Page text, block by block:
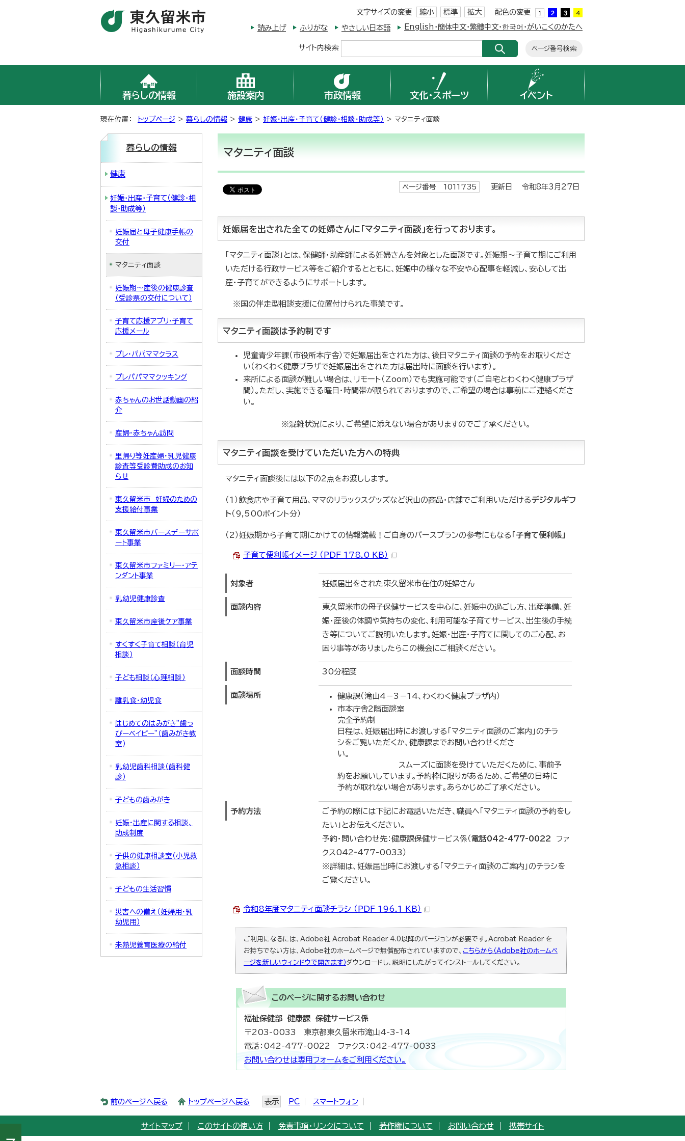
文字サイズの変更 縮小 標準 拡大 配色の変更
読み上げ ふりがな やさしい日本語 English・簡体中文・繁體中文・한국어・がいこくのかたへ
サイト内検索 ページ番号検索
暮らしの情報 施設案内 市政情報 文化・スポーツ イベント
現在位置： トップページ > 暮らしの情報 > 健康 > 妊娠・出産・子育て（健診・相談・助成等） > マタニティ面談
マタニティ面談
ページ番号 1011735 更新日 令和8年3月27日
妊娠届を出された全ての妊婦さんに「マタニティ面談」を行っております。
「マタニティ面談」とは、保健師・助産師による妊婦さんを対象とした面談です。妊娠期～子育て期にご利用
いただける行政サービス等をご紹介するとともに、妊娠中の様々な不安や心配事を軽減し、安心して出
産・子育てができるようにサポートします。
※国の伴走型相談支援に位置付けられた事業です。
マタニティ面談は予約制です
児童青少年課（市役所本庁舎）で妊娠届出をされた方は、後日マタニティ面談の予約をお取りくださ
い（わくわく健康プラザで妊娠届出をされた方は届出時に面談を行います）。
来所による面談が難しい場合は、リモート（Zoom）でも実施可能です（ご自宅とわくわく健康プラザ
間）。ただし、実施できる曜日・時間帯が限られておりますので、ご希望の場合は事前にご連絡くださ
い。
※混雑状況により、ご希望に添えない場合がありますのでご了承ください。
マタニティ面談を受けていただいた方への特典
マタニティ面談後には以下の2点をお渡しします。
（1）飲食店や子育て用品、ママのリラックスグッズなど沢山の商品・店舗でご利用いただけるデジタルギフ
ト（9,500ポイント分）
（2）妊娠期から子育て期にかけての情報満載！ご自身のバースプランの参考にもなる 「子育て便利帳」
子育て便利帳イメージ （PDF 178.0 KB）
対象者 妊娠届出をされた東久留米市在住の妊婦さん
面談内容
東久留米市の母子保健サービスを中心に、妊娠中の過ごし方、出産準備、妊
娠・産後の体調や気持ちの変化、利用可能な子育てサービス、出生後の手続
き等についてご説明いたします。妊娠・出産・子育てに関してのご心配、お
困り事等がありましたらこの機会にご相談ください。
面談時間 30分程度
面談場所
健康課（滝山4－3－14、わくわく健康プラザ内）
市本庁舎2階面談室
完全予約制
日程は、妊娠届出時にお渡しする「マタニティ面談のご案内」のチラ
シをご覧いただくか、健康課までお問い合わせくださ
い。
スムーズに面談を受けていただくために、事前予
約をお願いしています。予約枠に限りがあるため、ご希望の日時に
予約が取れない場合があります。あらかじめご了承ください。
予約方法
ご予約の際には下記にお電話いただき、職員へ「マタニティ面談の予約をし
たい」とお伝えください。
予約・問い合わせ先：健康課保健サービス係（ 電話042-477-0022 ファ
クス042‐477-0033）
※詳細は、妊娠届出時にお渡しする「マタニティ面談のご案内」のチラシを
ご覧ください。
令和8年度マタニティ面談チラシ （PDF 196.1 KB）
ご利用になるには、Adobe社 Acrobat Reader 4.0以降のバージョンが必要です。Acrobat Reader を
お持ちでない方は、Adobe社のホームページで無償配布されていますので、 こちらから（Adobe社のホームペ
ージを新しいウィンドウで開きます）ダウンロードし、説明にしたがってインストールしてください。
このページに関するお問い合わせ
福祉保健部 健康課 保健サービス係
〒203-0033 東京都東久留米市滝山4-3-14
電話：042-477-0022 ファクス：042-477-0033
お問い合わせは専用フォームをご利用ください。
暮らしの情報
健康
妊娠・出産・子育て（健診・相
談・助成等）
妊娠届と母子健康手帳の
交付
マタニティ面談
妊娠期～産後の健康診査
（受診票の交付について）
子育て応援アプリ・子育て
応援メール
プレ・パパママクラス
プレパパママクッキング
赤ちゃんのお世話動画の紹
介
産婦・赤ちゃん訪問
里帰り等妊産婦・乳児健康
診査等受診費助成のお知
らせ
東久留米市 妊婦のための
支援給付事業
東久留米市バースデーサポ
ート事業
東久留米市ファミリー・アテ
ンダント事業
乳幼児健康診査
東久留米市産後ケア事業
すくすく子育て相談（育児
相談）
子ども相談（心理相談）
離乳食・幼児食
はじめてのはみがき”歯っ
ぴーベイビー”（歯みがき教
室）
乳幼児歯科相談（歯科健
診）
子どもの歯みがき
妊娠・出産に関する相談、
助成制度
子供の健康相談室（小児救
急相談）
子どもの生活習慣
災害への備え（妊婦用・乳
幼児用）
未熟児養育医療の給付
前のページへ戻る トップページへ戻る 表示 PC スマートフォン
サイトマップ このサイトの使い方 免責事項・リンクについて 著作権について お問い合わせ 携帯サイト